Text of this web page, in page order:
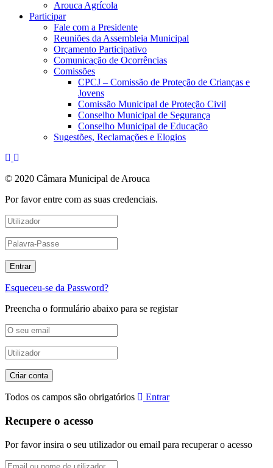
Arouca Agrícola
Participar
Fale com a Presidente
Reuniões da Assembleia Municipal
Orçamento Participativo
Comunicação de Ocorrências
Comissões
CPCJ – Comissão de Proteção de Crianças e
Jovens
Comissão Municipal de Proteção Civil
Conselho Municipal de Segurança
Conselho Municipal de Educação
Sugestões, Reclamações e Elogios
© 2020 Câmara Municipal de Arouca
Por favor entre com as suas credenciais.
Esqueceu-se da Password?
Preencha o formulário abaixo para se registar
Todos os campos são obrigatórios Entrar
Recupere o acesso
Por favor insira o seu utilizador ou email para recuperar o acesso